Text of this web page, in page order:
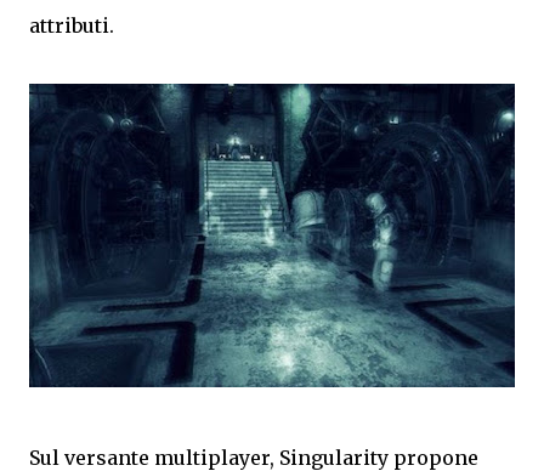
attributi.
Sul versante multiplayer, Singularity propone